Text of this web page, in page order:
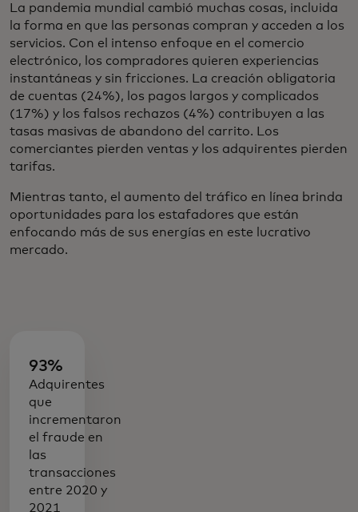
La pandemia mundial cambió muchas cosas, incluida
la forma en que las personas compran y acceden a los
servicios. Con el intenso enfoque en el comercio
electrónico, los compradores quieren experiencias
instantáneas y sin fricciones. La creación obligatoria
de cuentas (24%), los pagos largos y complicados
(17%) y los falsos rechazos (4%) contribuyen a las
tasas masivas de abandono del carrito. Los
comerciantes pierden ventas y los adquirentes pierden
tarifas.
Mientras tanto, el aumento del tráfico en línea brinda
oportunidades para los estafadores que están
enfocando más de sus energías en este lucrativo
mercado.
93%
Adquirentes
que
incrementaron
el fraude en
las
transacciones
entre 2020 y
2021